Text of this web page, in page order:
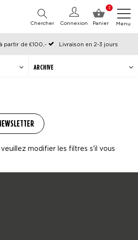
0
Panier
Connexion
Chercher Menu
partir de €100,-
Livraison en 2-3 jours
les jours ouvrables, expédié le jour même
ARCHIVE
modifier les filtres s'il vous